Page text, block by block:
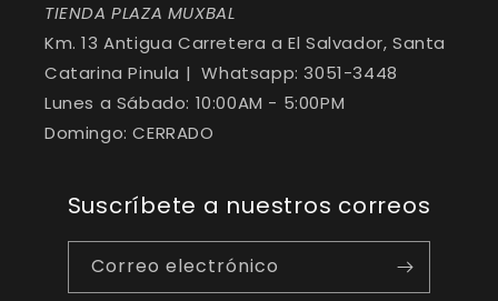
TIENDA PLAZA MUXBAL
Km. 13 Antigua Carretera a El Salvador, Santa
Catarina Pinula | Whatsapp: 3051-3448
Lunes a Sábado: 10:00AM - 5:00PM
Domingo: CERRADO
Suscríbete a nuestros correos
Correo electrónico